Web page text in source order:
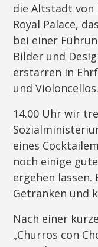
die Altstadt von
Royal Palace,
bei einer
Bilder und
erstarren in
und Violoncellos.
14.00 Uhr wir
eines
noch einige
ergehen
Getränken und
Nach einer
„Churros con